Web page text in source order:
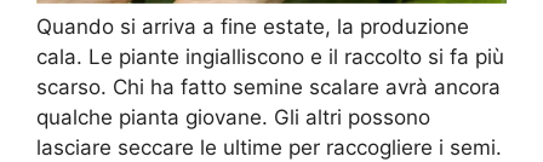
Quando si arriva a fine estate, la produzione
cala. Le piante ingialliscono e il raccolto si fa più
scarso. Chi ha fatto semine scalare avrà ancora
qualche pianta giovane. Gli altri possono
lasciare seccare le ultime per raccogliere i semi.